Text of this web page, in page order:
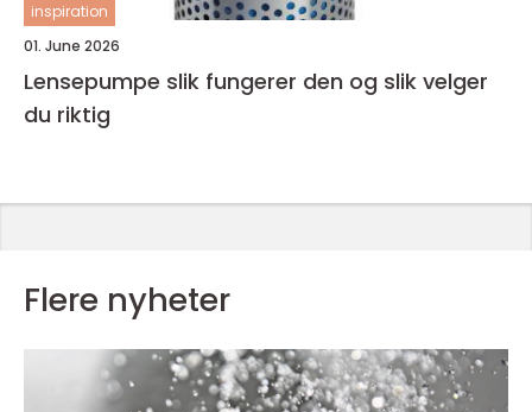
inspiration
01. June 2026
Lensepumpe slik fungerer den og slik velger
du riktig
Flere nyheter